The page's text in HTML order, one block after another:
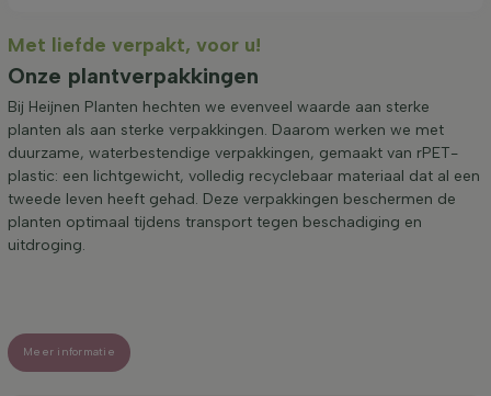
Met liefde verpakt, voor u!
Onze plantverpakkingen
Bij Heijnen Planten hechten we evenveel waarde aan sterke
planten als aan sterke verpakkingen. Daarom werken we met
duurzame, waterbestendige verpakkingen, gemaakt van rPET-
plastic: een lichtgewicht, volledig recyclebaar materiaal dat al een
tweede leven heeft gehad. Deze verpakkingen beschermen de
planten optimaal tijdens transport tegen beschadiging en
uitdroging.
Meer informatie